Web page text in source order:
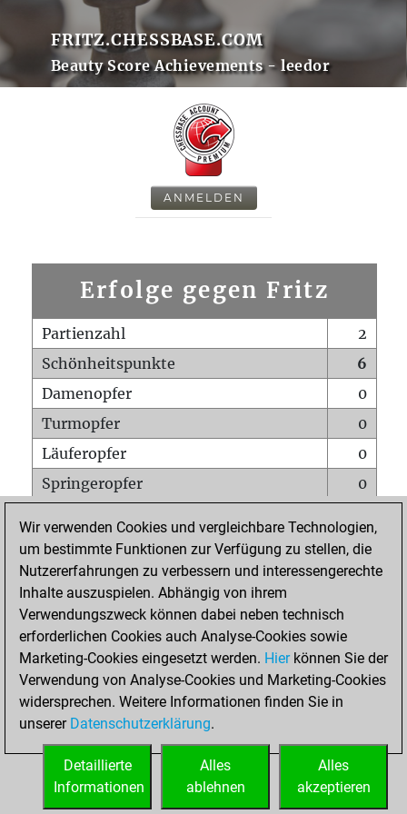
FRITZ.CHESSBASE.COM
Beauty Score Achievements - leedor
ANMELDEN
Erfolge gegen Fritz
Partienzahl
2
Schönheitspunkte
6
Damenopfer
0
Turmopfer
0
Läuferopfer
0
Springeropfer
0
Matt auf vollem Brett
0
Bauer setzt Matt
0
Erstickte Matts
Unterverwandlungen
Türme auf der siebten
0
STARTSEITE
Wir verwenden Cookies und vergleichbare Technologien,
um bestimmte Funktionen zur Verfügung zu stellen, die
Nutzererfahrungen zu verbessern und interessengerechte
Inhalte auszuspielen. Abhängig von ihrem
Verwendungszweck können dabei neben technisch
erforderlichen Cookies auch Analyse-Cookies sowie
Marketing-Cookies eingesetzt werden. Hierkönnen Sie der
Verwendung von Analyse-Cookies und Marketing-Cookies
widersprechen. Weitere Informationen finden Sie in
unserer Datenschutzerklärung.
Alles
akzeptieren
Alles
ablehnen
Detaillierte
Informationen